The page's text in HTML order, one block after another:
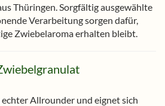
Thüringen. Sorgfältig ausgewählte
Verarbeitung sorgen dafür,
Zwiebelaroma erhalten bleibt.
Allrounder und eignet sich